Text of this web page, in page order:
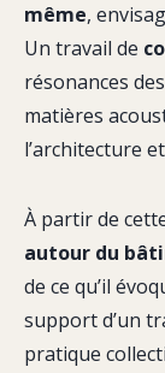
même,
Un travail de
résonances
matières
l’architecture
À partir de
autour du
de ce qu’il
support d’un
pratique